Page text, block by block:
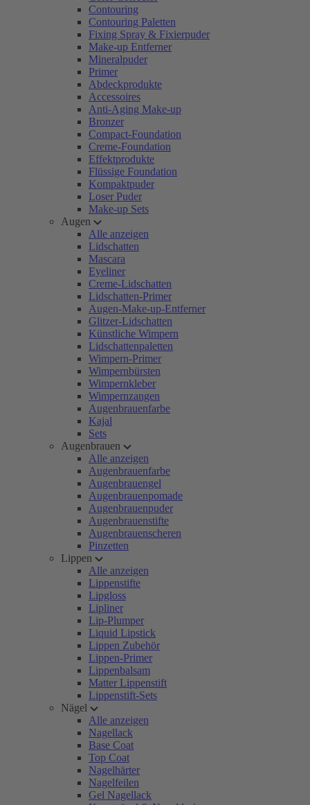
Contouring
Contouring Paletten
Fixing Spray & Fixierpuder
Make-up Entferner
Mineralpuder
Primer
Abdeckprodukte
Accessoires
Anti-Aging Make-up
Bronzer
Compact-Foundation
Creme-Foundation
Effektprodukte
Flüssige Foundation
Kompaktpuder
Loser Puder
Make-up Sets
Augen
Alle anzeigen
Lidschatten
Mascara
Eyeliner
Creme-Lidschatten
Lidschatten-Primer
Augen-Make-up-Entferner
Glitzer-Lidschatten
Künstliche Wimpern
Lidschattenpaletten
Wimpern-Primer
Wimpernbürsten
Wimpernkleber
Wimpernzangen
Augenbrauenfarbe
Kajal
Sets
Augenbrauen
Alle anzeigen
Augenbrauenfarbe
Augenbrauengel
Augenbrauenpomade
Augenbrauenpuder
Augenbrauenstifte
Augenbrauenscheren
Pinzetten
Lippen
Alle anzeigen
Lippenstifte
Lipgloss
Lipliner
Lip-Plumper
Liquid Lipstick
Lippen Zubehör
Lippen-Primer
Lippenbalsam
Matter Lippenstift
Lippenstift-Sets
Nägel
Alle anzeigen
Nagellack
Base Coat
Top Coat
Nagelhärter
Nagelfeilen
Gel Nagellack